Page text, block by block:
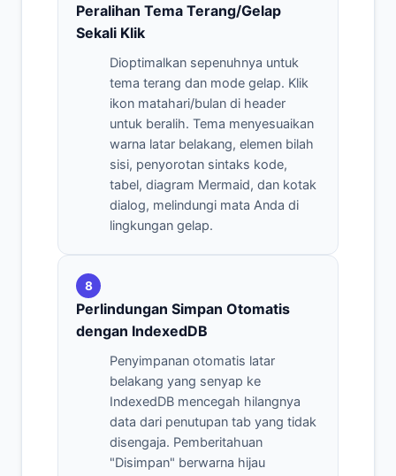
Peralihan Tema Terang/Gelap
Sekali Klik
Dioptimalkan sepenuhnya untuk
tema terang dan mode gelap. Klik
ikon matahari/bulan di header
untuk beralih. Tema menyesuaikan
warna latar belakang, elemen bilah
sisi, penyorotan sintaks kode,
tabel, diagram Mermaid, dan kotak
dialog, melindungi mata Anda di
lingkungan gelap.
8
Perlindungan Simpan Otomatis
dengan IndexedDB
Penyimpanan otomatis latar
belakang yang senyap ke
IndexedDB mencegah hilangnya
data dari penutupan tab yang tidak
disengaja. Pemberitahuan
"Disimpan" berwarna hijau